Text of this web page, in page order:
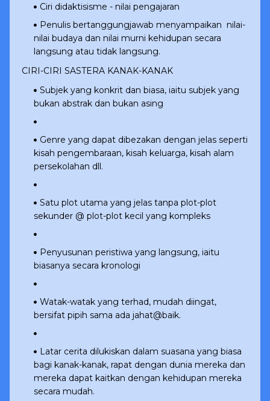
Ciri didaktisisme - nilai pengajaran
Penulis bertanggungjawab menyampaikan nilai-
nilai budaya dan nilai murni kehidupan secara
langsung atau tidak langsung.
CIRI-CIRI SASTERA KANAK-KANAK
Subjek yang konkrit dan biasa, iaitu subjek yang
bukan abstrak dan bukan asing
Genre yang dapat dibezakan dengan jelas seperti
kisah pengembaraan, kisah keluarga, kisah alam
persekolahan dll.
Satu plot utama yang jelas tanpa plot-plot
sekunder @ plot-plot kecil yang kompleks
Penyusunan peristiwa yang langsung, iaitu
biasanya secara kronologi
Watak-watak yang terhad, mudah diingat,
bersifat pipih sama ada jahat@baik.
Latar cerita dilukiskan dalam suasana yang biasa
bagi kanak-kanak, rapat dengan dunia mereka dan
mereka dapat kaitkan dengan kehidupan mereka
secara mudah.